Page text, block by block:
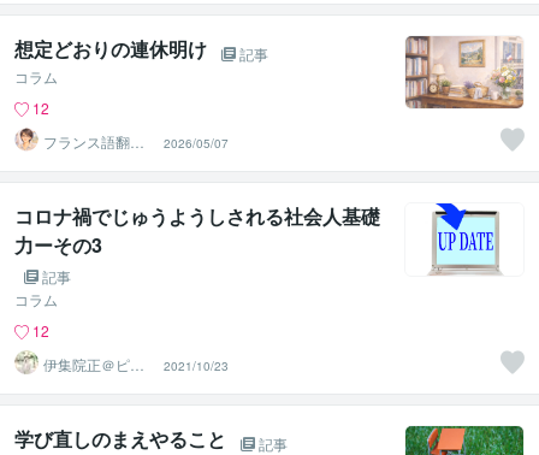
想定どおりの連休明け
記事
コラム
12
フランス語翻訳
者 遠藤ゆかり
2026/05/07
コロナ禍でじゅうようしされる社会人基礎
力ーその3
記事
コラム
12
伊集院正＠ピー
プルエナジー株
式会社
2021/10/23
学び直しのまえやること
記事